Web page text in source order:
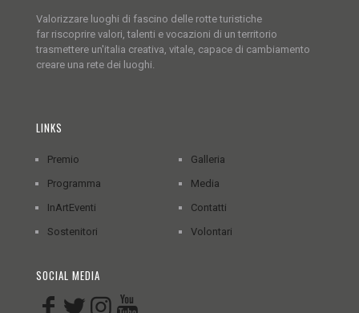
Valorizzare luoghi di fascino delle rotte turistiche
far riscoprire valori, talenti e vocazioni di un territorio
trasmettere un'italia creativa, vitale, capace di cambiamento
creare una rete dei luoghi.
LINKS
Premio
Programma
InArtEventi
Sostenitori
Galleria
Media
Contatti
Volontari
SOCIAL MEDIA